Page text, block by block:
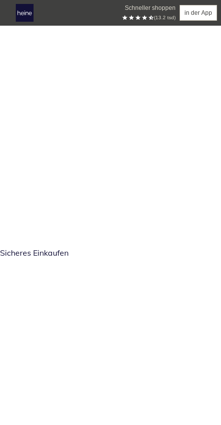
Schneller shoppen
(13.2 tsd)
in der App
Sicheres Einkaufen